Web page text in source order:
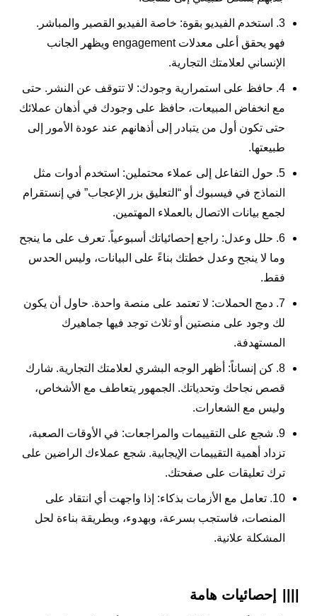
3. استخدم الفيديو بقوة: خاصة الفيديو القصير والمباشر.
فهو يحقق أعلى معدلات engagement ويظهر الجانب
الإنساني لعلامتك التجارية.
4. حافظ على استمرارية وجودك: لا تتوقف عن النشر. حتى
مع انخفاض المبيعات، حافظ على وجودك في أذهان عملائك
حتى تكون أول من يتبادر إلى أذهانهم عند عودة الأمور إلى
طبيعتها.
5. حول التفاعل إلى عملاء محتملين: استخدم أدوات مثل
النماذج في فيسبوك أو “التعليق بزر الإعجاب” في إنستقرام
لجمع بيانات الاتصال بالعملاء المهتمين.
6. حلل وعدل: راجع إحصائياتك أسبوعياً. تعرف على ما ينجح
وما لا ينجح وعدل خطتك بناءً على البيانات، وليس الحدس
فقط.
7. دمج الحملات: لا تعتمد على منصة واحدة. حاول أن يكون
لك وجود على منصتين أو ثلاث توجد فيها جماهيرك
المستهدفة.
8. كن إنساناً: أظهر الوجه البشري لعلامتك التجارية. شارك
قصص نجاحك وتحدياتك. الجمهور يتعاطف مع الأشخاص،
وليس مع الشعارات.
9. شجع على التقييمات والمراجعات: في الأوقات الصعبة،
تزداد أهمية التقييمات الإيجابية. شجع عملاءك الراضين على
ترك تعليقات على صفحتك.
10. تعامل مع الأزمات بذكاء: إذا واجهت أي انتقاد على
المنصات، فاستجب بسرعة، وبهدوء، وبطريقة بناءة لحل
المشكلة علانية.
إحصائيات هامة